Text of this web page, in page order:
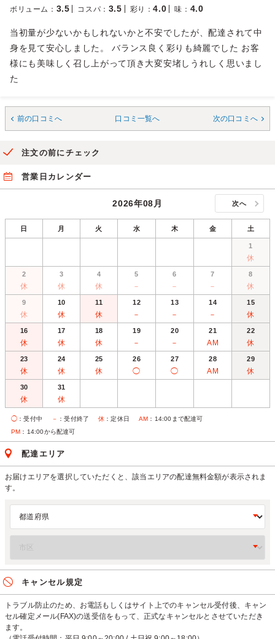
ボリューム ： 3.5 コスパ ： 3.5 彩り ：4.0 味 ： 4.0
当初量が少ないかもしれないかと不安でしたが、配達されて中
身を見て安心しました。 バランス良く彩りも綺麗でした お客
様にも美味しく召し上がって頂き大変安堵しうれしく思いまし
た
前の口コミへ 口コミ一覧へ 次の口コミへ
注文の前にチェック
営業日カレンダー
2026年08月 次へ
日 月 火 水 木 金 土
1
休
2
休
3
休
4
休
5
－
6
－
7
－
8
休
9
休
10
休
11
休
12
－
13
－
14
－
15
休
16
休
17
休
18
休
19
－
20
－
21
AM
22
休
23
休
24
休
25
休
26
◯
27
◯
28
AM
29
休
30
休
31
休
◯ ：受付中 － ：受付終了 休 ：定休日 AM ：14:00まで配達可
PM ：14:00から配達可
配達エリア
お届けエリアを選択していただくと、該当エリアの配達無料金額が表示されま
す。
キャンセル規定
トラブル防止のため、お電話もしくはサイト上でのキャンセル受付後、キャン
セル確定メール(FAX)の送受信をもって、正式なキャンセルとさせていただき
ます。